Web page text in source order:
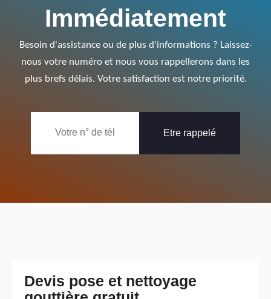
Immédiatement
Besoin d'assistance ou de plus d'informations ? Laissez-
nous votre numéro et nous vous rappellerons dans les
plus brefs délais. Votre satisfaction est notre priorité.
Devis pose et nettoyage